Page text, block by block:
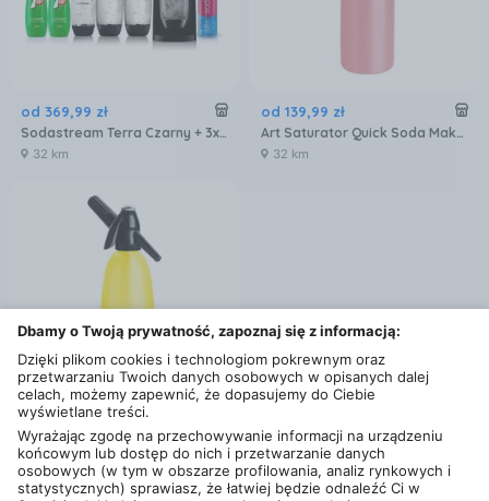
od 369,99 zł
Sodastream Terra Czarny + 3x Butelka + 2x Syrop 7Up 1012813481
32 km
od 139,99 zł
Art Saturator Quick Soda Maker Różowy
32 km
od143,48 zł
Art Saturator Quick Soda Maker Cytrynowy
32 km
Dbamy o Twoją prywatność, zapoznaj się z informacją:
Dzięki plikom cookies i technologiom pokrewnym oraz
przetwarzaniu Twoich danych osobowych w opisanych dalej
celach, możemy zapewnić, że dopasujemy do Ciebie
wyświetlane treści.
Wyrażając zgodę na przechowywanie informacji na urządzeniu
końcowym lub dostęp do nich i przetwarzanie danych
osobowych (w tym w obszarze profilowania, analiz rynkowych i
statystycznych) sprawiasz, że łatwiej będzie odnaleźć Ci w